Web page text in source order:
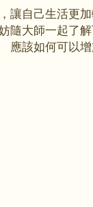
讓自己生活更
隨大師一起了解